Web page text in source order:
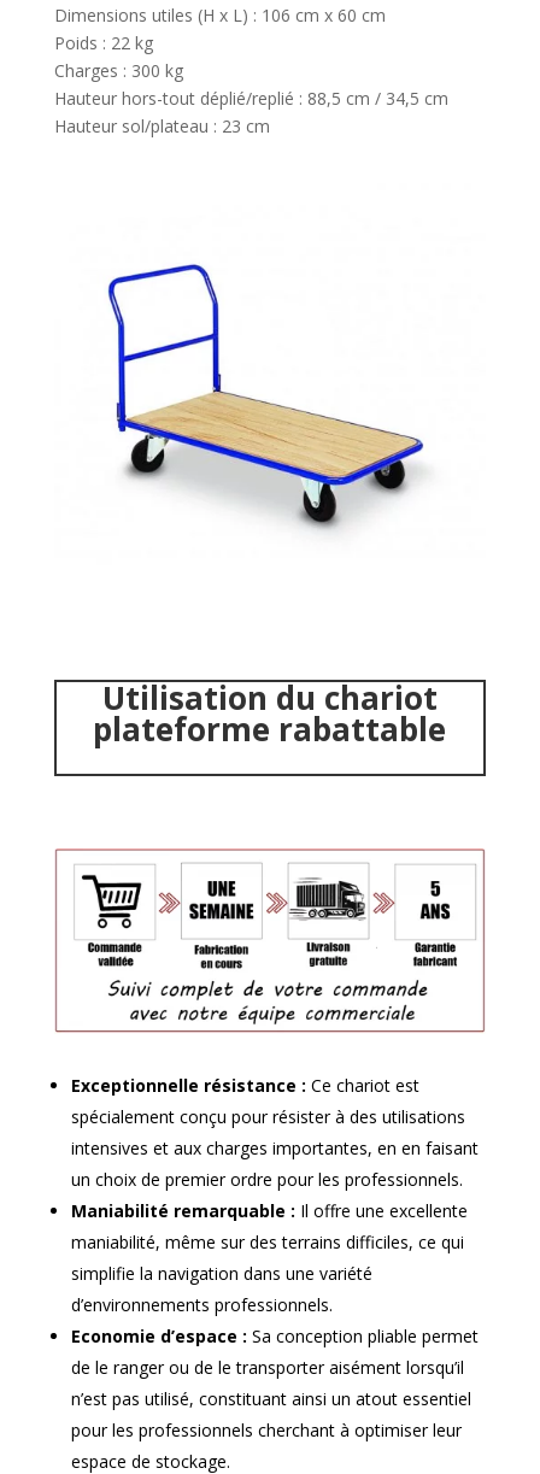
Dimensions utiles (H x L) : 106 cm x 60 cm
Poids : 22 kg
Charges : 300 kg
Hauteur hors-tout déplié/replié : 88,5 cm / 34,5 cm
Hauteur sol/plateau : 23 cm
Utilisation du chariot
plateforme rabattable
Exceptionnelle résistance : Ce chariot est
spécialement conçu pour résister à des utilisations
intensives et aux charges importantes, en en faisant
un choix de premier ordre pour les professionnels.
Maniabilité remarquable : Il offre une excellente
maniabilité, même sur des terrains difficiles, ce qui
simplifie la navigation dans une variété
d’environnements professionnels.
Economie d’espace : Sa conception pliable permet
de le ranger ou de le transporter aisément lorsqu’il
n’est pas utilisé, constituant ainsi un atout essentiel
pour les professionnels cherchant à optimiser leur
espace de stockage.